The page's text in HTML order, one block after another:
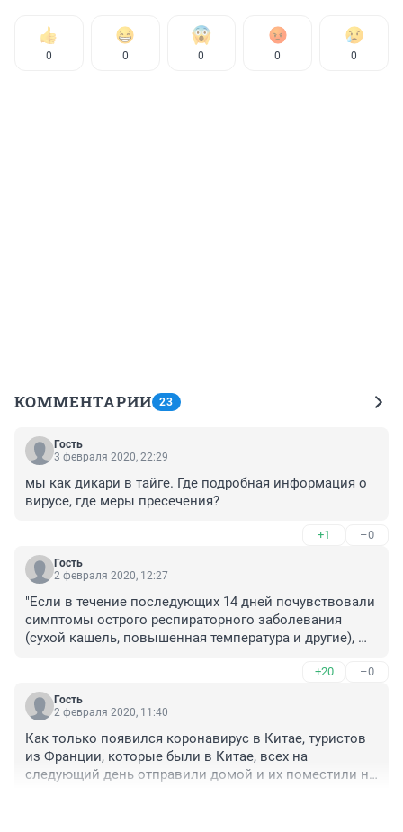
0 0 0 0 0
КОММЕНТАРИИ 23
Гость
3 февраля 2020, 22:29
мы как дикари в тайге. Где подробная информация о
вирусе, где меры пресечения?
+1 –0
Гость
2 февраля 2020, 12:27
"Если в течение последующих 14 дней почувствовали
симптомы острого респираторного заболевания
(сухой кашель, повышенная температура и другие),
Как  это  "обратиться  в  поликлинику"?Придти  туда
и  всех  перезаражать?Я  думала, что  за  это
советует.ничего не  понимаю.
+20 –0
Гость
2 февраля 2020, 11:40
Как только появился коронавирус в Китае, туристов
из Франции, которые были в Китае, всех на
следующий день отправили домой и их поместили на